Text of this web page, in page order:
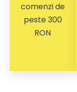
comenzi de
peste 300
RON